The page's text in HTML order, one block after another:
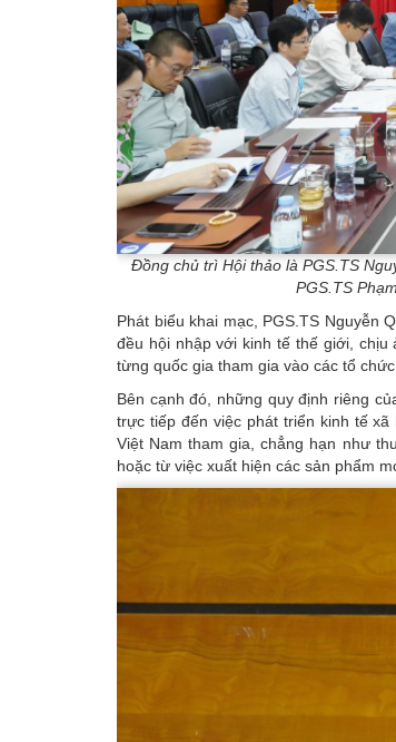
Đồng chủ trì Hội thảo là PGS.TS
PGS.TS
Phát biểu khai mạc, PGS.TS Nguyễn
đều hội nhập với kinh tế thế giới,
từng quốc gia tham gia vào các tổ
Bên cạnh đó, những quy định riêng
trực tiếp đến việc phát triển kinh tế
Việt Nam tham gia, chẳng hạn như
hoặc từ việc xuất hiện các sản phẩm